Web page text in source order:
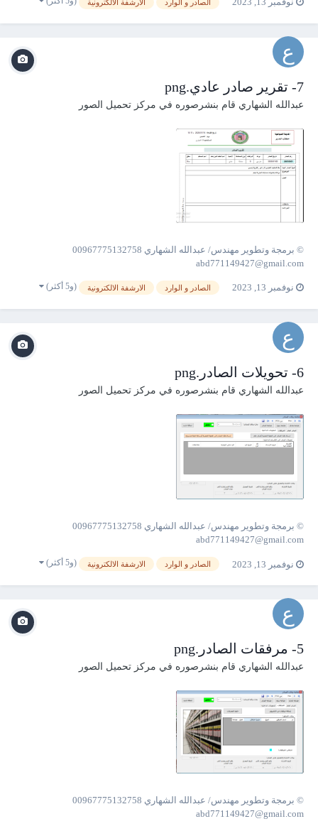
الصادر و الوارد الارشفة الالكترونية
7- تقرير صادر عادي.png
عبدالله الشهاري قام بنشرصوره في مركز تحميل الصور
© برمجة وتطوير مهندس/ عبدالله الشهاري 00967775132758
abd771149427@gmail.com
نوفمبر 13, 2023 الصادر و الوارد الارشفة الالكترونية (و5 أكثر)
6- تحويلات الصادر.png
عبدالله الشهاري قام بنشرصوره في مركز تحميل الصور
© برمجة وتطوير مهندس/ عبدالله الشهاري 00967775132758
abd771149427@gmail.com
نوفمبر 13, 2023 الصادر و الوارد الارشفة الالكترونية (و5 أكثر)
5- مرفقات الصادر.png
عبدالله الشهاري قام بنشرصوره في مركز تحميل الصور
© برمجة وتطوير مهندس/ عبدالله الشهاري 00967775132758
abd771149427@gmail.com